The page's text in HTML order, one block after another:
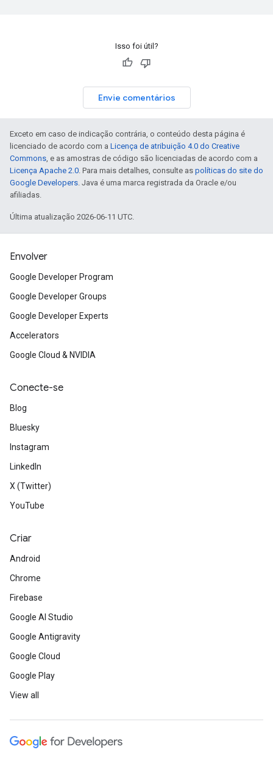
Isso foi útil?
Envie comentários
Exceto em caso de indicação contrária, o conteúdo desta página é
licenciado de acordo com a Licença de atribuição 4.0 do Creative
Commons, e as amostras de código são licenciadas de acordo com a
Licença Apache 2.0. Para mais detalhes, consulte as políticas do site do
Google Developers. Java é uma marca registrada da Oracle e/ou
afiliadas.
Última atualização 2026-06-11 UTC.
Envolver
Google Developer Program
Google Developer Groups
Google Developer Experts
Accelerators
Google Cloud & NVIDIA
Conecte-se
Blog
Bluesky
Instagram
LinkedIn
X (Twitter)
YouTube
Criar
Android
Chrome
Firebase
Google AI Studio
Google Antigravity
Google Cloud
Google Play
View all